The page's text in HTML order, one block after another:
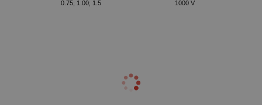
0.75; 1.00; 1.5
1000 V